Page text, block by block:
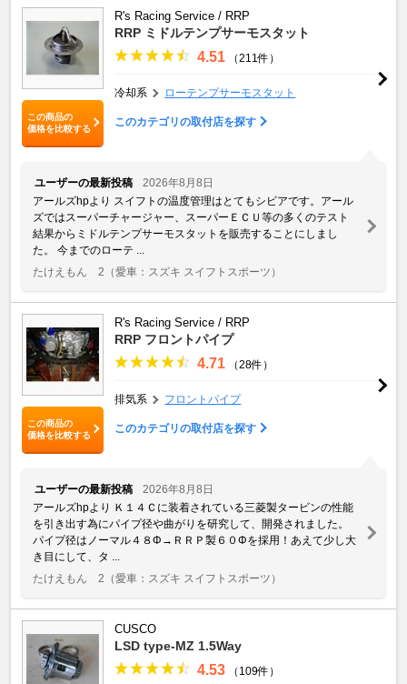
この商品の
価格を比較する
R's Racing Service / RRP
RRP ミドルテンプサーモスタット
4.51 （211件）
冷却系 ローテンプサーモスタット
このカテゴリの取付店を探す
ユーザーの最新投稿
2026年8月8日
アールズhpより スイフトの温度管理はとてもシビアです。アール
ズではスーパーチャージャー、スーパーＥＣＵ等の多くのテスト
結果からミドルテンプサーモスタットを販売することにしまし
た。 今までのローテ ...
たけえもん 2 （愛車：スズキ スイフトスポーツ）
この商品の
価格を比較する
R's Racing Service / RRP
RRP フロントパイプ
4.71 （28件）
排気系 フロントパイプ
このカテゴリの取付店を探す
ユーザーの最新投稿
2026年8月8日
アールズhpより Ｋ１４Ｃに装着されている三菱製タービンの性能
を引き出す為にパイプ径や曲がりを研究して、開発されました。
パイプ径はノーマル４８Φ→ＲＲＰ製６０Φを採用！あえて少し大
き目にして、タ ...
たけえもん 2 （愛車：スズキ スイフトスポーツ）
CUSCO
LSD type-MZ 1.5Way
4.53 （109件）